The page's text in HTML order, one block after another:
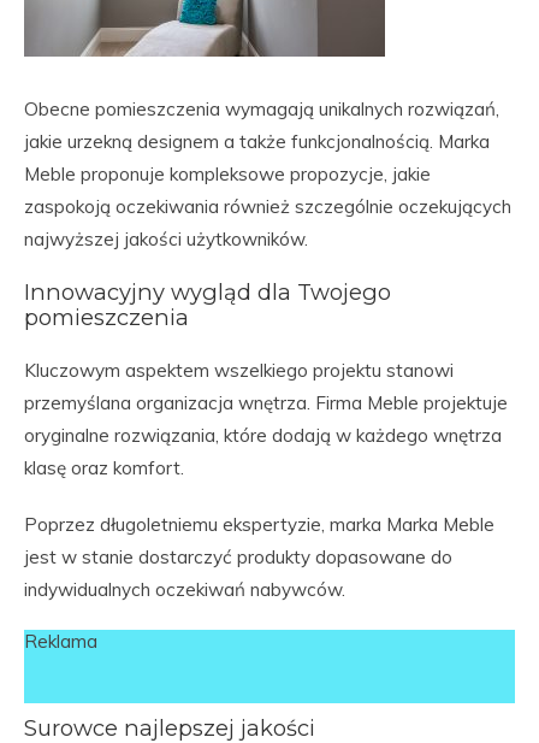
Obecne pomieszczenia wymagają unikalnych rozwiązań,
jakie urzekną designem a także funkcjonalnością. Marka
Meble proponuje kompleksowe propozycje, jakie
zaspokoją oczekiwania również szczególnie oczekujących
najwyższej jakości użytkowników.
Innowacyjny wygląd dla Twojego
pomieszczenia
Kluczowym aspektem wszelkiego projektu stanowi
przemyślana organizacja wnętrza. Firma Meble projektuje
oryginalne rozwiązania, które dodają w każdego wnętrza
klasę oraz komfort.
Poprzez długoletniemu ekspertyzie, marka Marka Meble
jest w stanie dostarczyć produkty dopasowane do
indywidualnych oczekiwań nabywców.
Reklama
Surowce najlepszej jakości